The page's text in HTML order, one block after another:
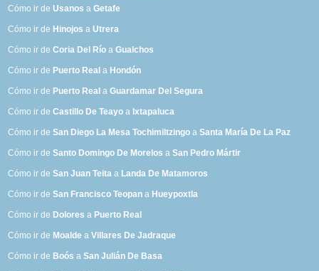
Cómo ir deUsanos aGetafe
Cómo ir de Hinojos aUtrera
Cómo ir deCoria Del Río aGualchos
Cómo ir de Puerto Real a Hondón
Cómo ir de Puerto Real aGuardamar Del Segura
Cómo ir deCastillo De Teayo a Ixtapaluca
Cómo ir deSan Diego La Mesa Tochimiltzingo aSanta María De La Paz
Cómo ir deSanto Domingo De Morelos aSan Pedro Mártir
Cómo ir deSan Juan Teita a Landa De Matamoros
Cómo ir deSan Francisco Teopan a Hueypoxtla
Cómo ir de Dolores a Puerto Real
Cómo ir de Moalde aVillares De Jadraque
Cómo ir de Boós aSan Julián De Basa